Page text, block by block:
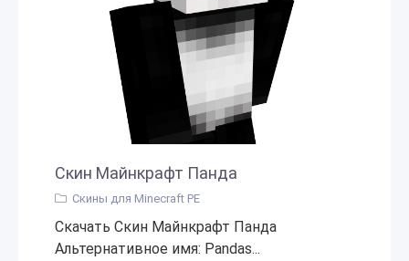
Скин Майнкрафт Панда
Скины для Minecraft PE
Скачать Скин Майнкрафт Панда
Альтернативное имя: Pandas...